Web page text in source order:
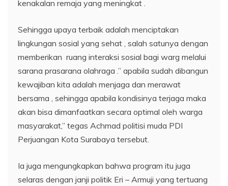
kenakalan remaja yang meningkat .
Sehingga upaya terbaik adalah menciptakan
lingkungan sosial yang sehat , salah satunya dengan
memberikan ruang interaksi sosial bagi warg melalui
sarana prasarana olahraga .” apabila sudah dibangun
kewajiban kita adalah menjaga dan merawat
bersama , sehingga apabila kondisinya terjaga maka
akan bisa dimanfaatkan secara optimal oleh warga
masyarakat,” tegas Achmad politisi muda PDI
Perjuangan Kota Surabaya tersebut.
Ia juga mengungkapkan bahwa program itu juga
selaras dengan janji politik Eri – Armuji yang tertuang